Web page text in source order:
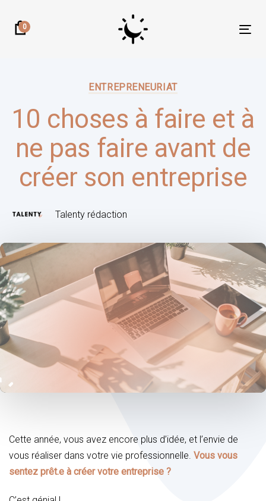
links
0
ENTREPRENEURIAT
10 choses à faire et à
ne pas faire avant de
créer son entreprise
Talenty rédaction
Cette année, vous avez encore plus d’idée, et l’envie de
vous réaliser dans votre vie professionnelle. Vous vous
sentez prêt.e à créer votre entreprise ?